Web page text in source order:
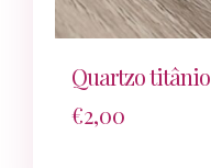
Quartzo titânio
€2,00